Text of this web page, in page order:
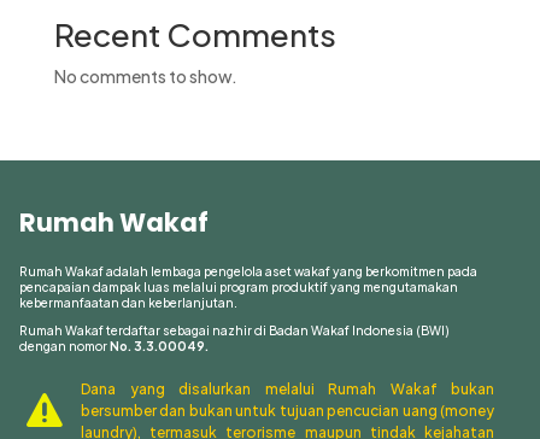
Recent Comments
No comments to show.
Rumah Wakaf
Rumah Wakaf adalah lembaga pengelola aset wakaf yang berkomitmen pada
pencapaian dampak luas melalui program produktif yang mengutamakan
kebermanfaatan dan keberlanjutan.
Rumah Wakaf terdaftar sebagai nazhir di Badan Wakaf Indonesia (BWI)
dengan nomorNo. 3.3.00049.

Dana yang disalurkan melalui Rumah Wakaf bukan
bersumber dan bukan untuk tujuan pencucian uang (money
laundry), termasuk terorisme maupun tindak kejahatan